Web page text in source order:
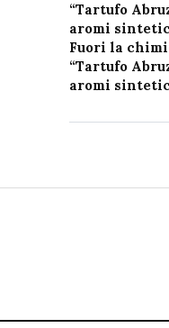
“Tartufo
aromi
Fuori la
“Tartufo
aromi